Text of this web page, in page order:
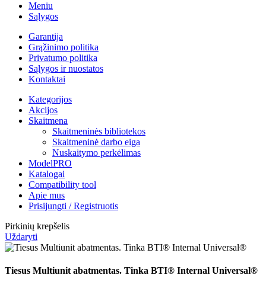
Meniu
Sąlygos
Garantija
Grąžinimo politika
Privatumo politika
Sąlygos ir nuostatos
Kontaktai
Kategorijos
Akcijos
Skaitmena
Skaitmeninės bibliotekos
Skaitmeninė darbo eiga
Nuskaitymo perkėlimas
ModelPRO
Katalogai
Compatibility tool
Apie mus
Prisijungti / Registruotis
Pirkinių krepšelis
Uždaryti
Tiesus Multiunit abatmentas. Tinka BTI® Internal Universal®